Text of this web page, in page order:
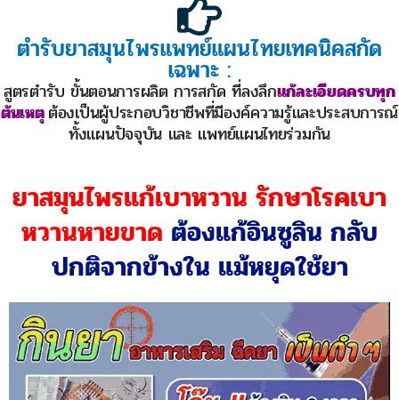
ตำรับยาสมุนไพรแพทย์แผนไทยเทคนิคสกัด
เฉพาะ :
สูตรตำรับ ขั้นตอนการผลิต การสกัด ที่ลงลึกแก้ละเอียดครบทุก
ต้นเหตุต้องเป็นผู้ประกอบวิชาชีพที่มีองค์ความรู้และประสบการณ์
ทั้งแผนปัจจุบัน และ แพทย์แผนไทยร่วมกัน
ยาสมุนไพรแก้เบาหวาน รักษาโรคเบา
หวานหายขาด ต้องแก้อินซูลิน กลับ
ปกติจากข้างใน แม้หยุดใช้ยา